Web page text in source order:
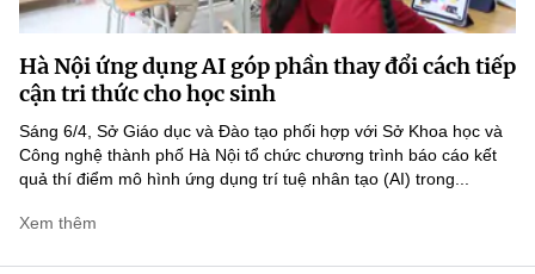
Hà Nội ứng dụng AI góp phần thay đổi cách tiếp
cận tri thức cho học sinh
Sáng 6/4, Sở Giáo dục và Đào tạo phối hợp với Sở Khoa học và
Công nghệ thành phố Hà Nội tổ chức chương trình báo cáo kết
quả thí điểm mô hình ứng dụng trí tuệ nhân tạo (AI) trong...
Xem thêm